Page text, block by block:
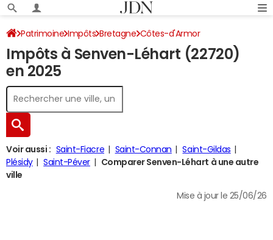
Patrimoine Impôts Bretagne Côtes-d'Armor
Senven-Léhart Impôt sur le revenu
Impôts à Senven-Léhart (22720)
en 2025
Voir aussi : Saint-Fiacre Saint-Connan
Saint-Gildas
Plésidy
Saint-Péver
Comparer Senven-Léhart à une autre
ville
Mise à jour le 25/06/26